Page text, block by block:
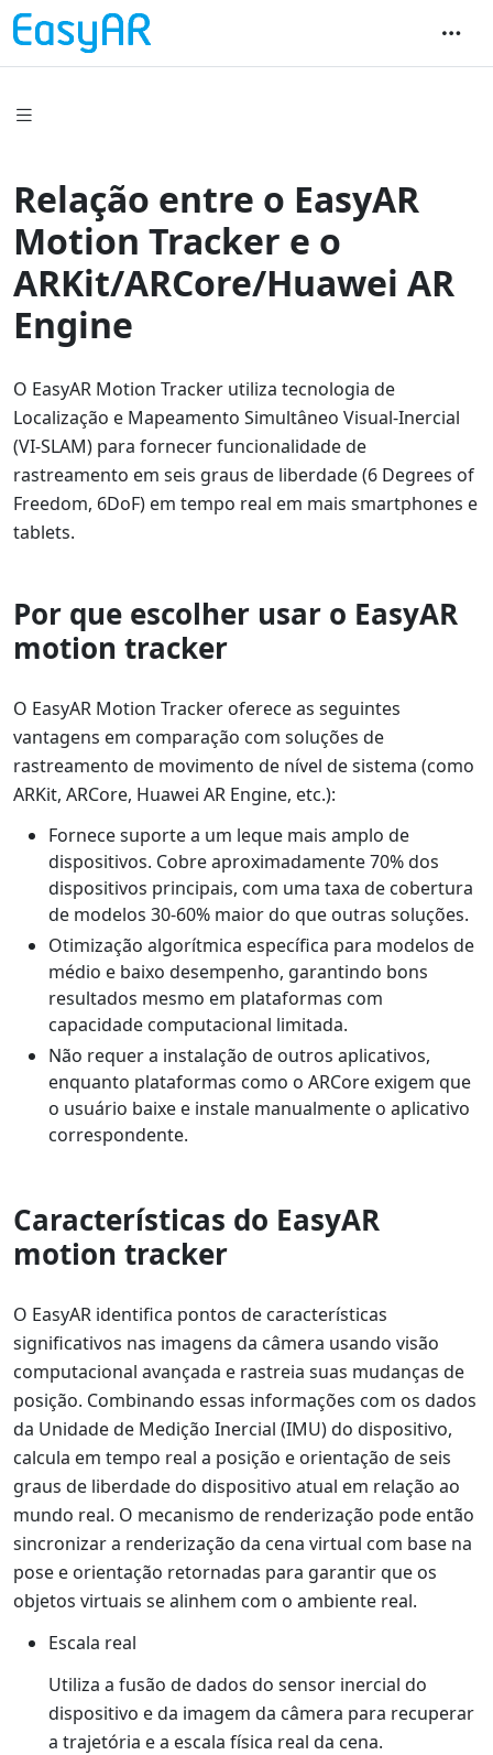
Relação entre o EasyAR
Motion Tracker e o
ARKit/ARCore/Huawei AR
Engine
O EasyAR Motion Tracker utiliza tecnologia de
Localização e Mapeamento Simultâneo Visual-Inercial
(VI-SLAM) para fornecer funcionalidade de
rastreamento em seis graus de liberdade (6 Degrees of
Freedom, 6DoF) em tempo real em mais smartphones e
tablets.
Por que escolher usar o EasyAR
motion tracker
O EasyAR Motion Tracker oferece as seguintes
vantagens em comparação com soluções de
rastreamento de movimento de nível de sistema (como
ARKit, ARCore, Huawei AR Engine, etc.):
Fornece suporte a um leque mais amplo de
dispositivos. Cobre aproximadamente 70% dos
dispositivos principais, com uma taxa de cobertura
de modelos 30-60% maior do que outras soluções.
Otimização algorítmica específica para modelos de
médio e baixo desempenho, garantindo bons
resultados mesmo em plataformas com
capacidade computacional limitada.
Não requer a instalação de outros aplicativos,
enquanto plataformas como o ARCore exigem que
o usuário baixe e instale manualmente o aplicativo
correspondente.
Características do EasyAR
motion tracker
O EasyAR identifica pontos de características
significativos nas imagens da câmera usando visão
computacional avançada e rastreia suas mudanças de
posição. Combinando essas informações com os dados
da Unidade de Medição Inercial (IMU) do dispositivo,
calcula em tempo real a posição e orientação de seis
graus de liberdade do dispositivo atual em relação ao
mundo real. O mecanismo de renderização pode então
sincronizar a renderização da cena virtual com base na
pose e orientação retornadas para garantir que os
objetos virtuais se alinhem com o ambiente real.
Escala real
Utiliza a fusão de dados do sensor inercial do
dispositivo e da imagem da câmera para recuperar
a trajetória e a escala física real da cena.